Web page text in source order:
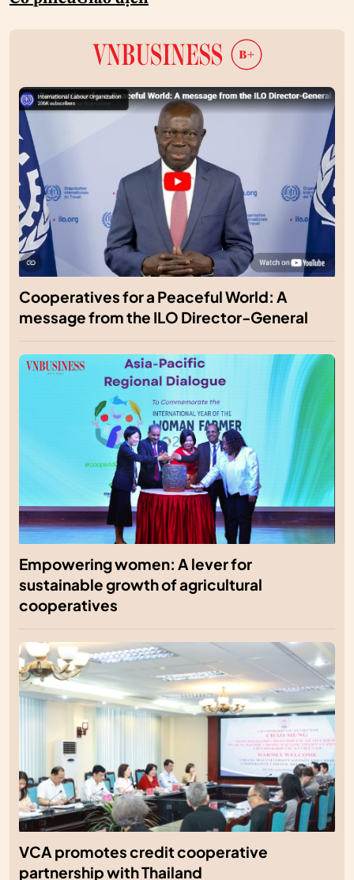
Cooperatives for a Peaceful World: A
message from the ILO Director-General
Empowering women: A lever for
sustainable growth of agricultural
cooperatives
VCA promotes credit cooperative
partnership with Thailand